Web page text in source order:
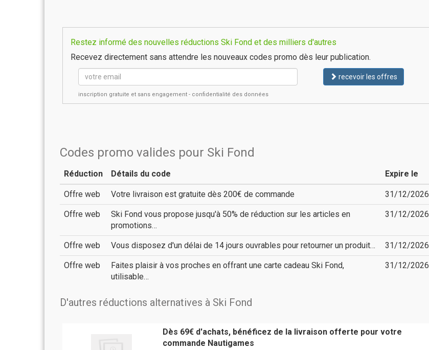
Restez informé des nouvelles réductions Ski Fond et des milliers d'autres
Recevez directement sans attendre les nouveaux codes promo dès leur publication.
recevoir les offres
inscription gratuite et sans engagement - confidentialité des données
Codes promo valides pour Ski Fond
Réduction Détails du code Expire le
Offre web Votre livraison est gratuite dès 200€ de commande 31/12/2026
Offre web
Ski Fond vous propose jusqu'à 50% de réduction sur les articles en
promotions…
31/12/2026
Offre web Vous disposez d'un délai de 14 jours ouvrables pour retourner un produit… 31/12/2026
Offre web
Faites plaisir à vos proches en offrant une carte cadeau Ski Fond,
utilisable…
31/12/2026
D'autres réductions alternatives à Ski Fond
Dès 69€ d'achats, bénéficez de la livraison offerte pour votre
commande Nautigames